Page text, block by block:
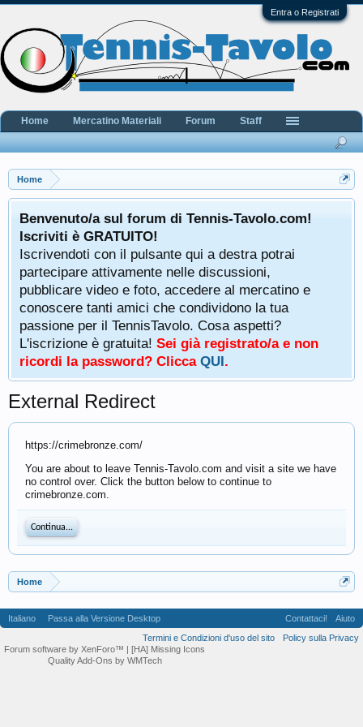
Entra o Registrati
Home
Benvenuto/a sul forum di Tennis-Tavolo.com!
Iscriviti è GRATUITO!
Iscrivendoti con il pulsante qui a destra potrai
partecipare attivamente nelle discussioni,
pubblicare video e foto, accedere al mercatino e
conoscere tanti amici che condividono la tua
passione per il TennisTavolo. Cosa aspetti?
L'iscrizione è gratuita! Sei già registrato/a e non
ricordi la password? Clicca QUI.
External Redirect
https://crimebronze.com/
You are about to leave Tennis-Tavolo.com and visit a site we have
no control over. Click the button below to continue to
crimebronze.com.
Continua...
Home
Home Mercatino Materiali Forum Staff
Italiano Passa alla Versione Desktop Contattaci!
Aiuto
Termini e Condizioni d'uso del sito
Policy sulla Privacy
Forum software by XenForo™ | [HA] Missing Icons
Quality Add-Ons by WMTech